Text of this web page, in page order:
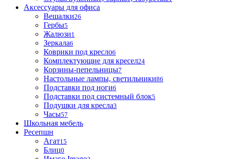
Аксессуары для офиса
Вешалки26
Гербы5
Жалюзи1
Зеркала6
Коврики под кресло6
Комплектующие для кресел24
Корзины-пепельницы7
Настольные лампы, светильники86
Подставки под ноги6
Подставки под системный блок5
Подушки для кресла3
Часы57
Школьная мебель
Ресепшн
Агат15
Блиц0